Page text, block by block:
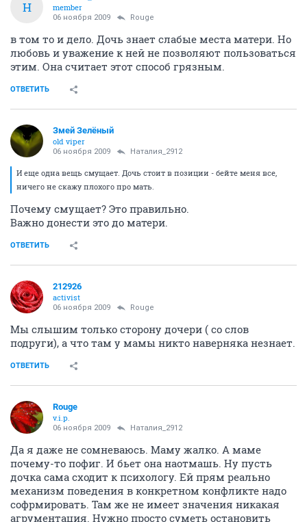
Н
member
06 ноября 2009 Rouge
в том то и дело. Дочь знает слабые места матери. Но
любовь и уважение к ней не позволяют пользоваться
этим. Она считает этот способ грязным.
ОТВЕТИТЬ
Змей Зелёный
old viper
06 ноября 2009 Наталия_2912
И еще одна вещь смущает. Дочь стоит в позиции - бейте меня все,
ничего не скажу плохого про мать.
Почему смущает? Это правильно.
Важно донести это до матери.
ОТВЕТИТЬ
212926
activist
06 ноября 2009 Rouge
Мы слышим только сторону дочери ( со слов
подруги), а что там у мамы никто наверняка незнает.
ОТВЕТИТЬ
Rouge
v.i.p.
06 ноября 2009 Наталия_2912
Да я даже не сомневаюсь. Маму жалко. А маме
почему-то пофиг. И бьет она наотмашь. Ну пусть
дочка сама сходит к психологу. Ей прям реально
механизм поведения в конкретном конфликте надо
софрмировать. Там же не имеет значения никакая
агрументация. Нужно просто суметь остановить